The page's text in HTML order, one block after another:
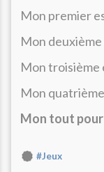
Mon premier
Mon
Mon troisième
Mon
Mon tout
#Jeux